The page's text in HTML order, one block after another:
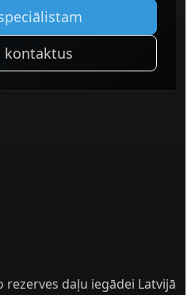
kontaktus
daļu iegādei Latvijā